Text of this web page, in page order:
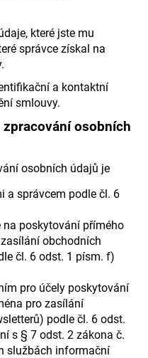
které jste mu
správce získal na
a kontaktní
smlouvy.
osobních
osobních údajů je
a správcem podle čl. 6
poskytování přímého
obchodních
čl. 6 odst. 1 písm. f)
pro účely poskytování
pro zasílání
podle čl. 6 odst.
s § 7 odst. 2 zákona č.
službách informační